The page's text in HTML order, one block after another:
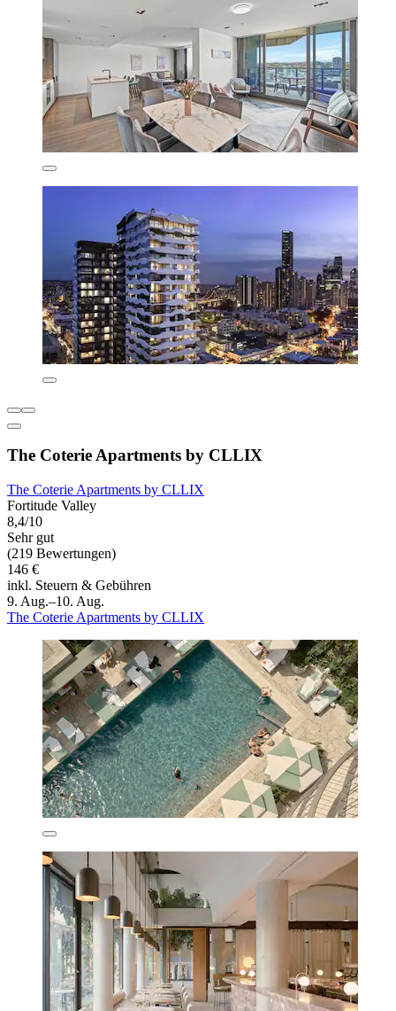
The Coterie Apartments by CLLIX
The Coterie Apartments by CLLIX
Fortitude Valley
8,4/10
Sehr gut
(219 Bewertungen)
146 €
inkl. Steuern & Gebühren
9. Aug.–10. Aug.
The Coterie Apartments by CLLIX